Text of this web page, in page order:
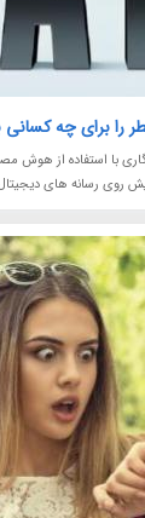
برای چه کسانی
با استفاده از هوش
روی رسانه های